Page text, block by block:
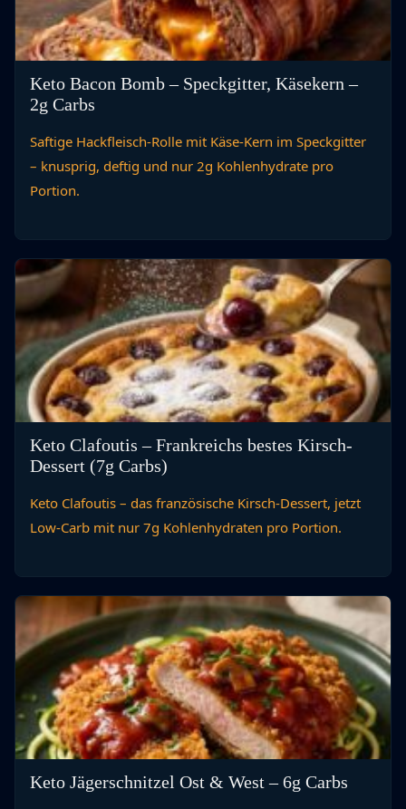
Keto Bacon Bomb – Speckgitter, Käsekern –
2g Carbs
Saftige Hackfleisch-Rolle mit Käse-Kern im Speckgitter
– knusprig, deftig und nur 2g Kohlenhydrate pro
Portion.
Keto Clafoutis – Frankreichs bestes Kirsch-
Dessert (7g Carbs)
Keto Clafoutis – das französische Kirsch-Dessert, jetzt
Low-Carb mit nur 7g Kohlenhydraten pro Portion.
Keto Jägerschnitzel Ost & West – 6g Carbs